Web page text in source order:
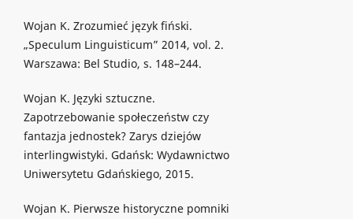
Wojan K. Zrozumieć język fiński.
„Speculum Linguisticum” 2014, vol. 2.
Warszawa: Bel Studio, s. 148–244.
Wojan K. Języki sztuczne.
Zapotrzebowanie społeczeństw czy
fantazja jednostek? Zarys dziejów
interlingwistyki. Gdańsk: Wydawnictwo
Uniwersytetu Gdańskiego, 2015.
Wojan K. Pierwsze historyczne pomniki